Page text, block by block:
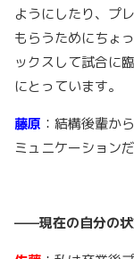
ようにしたり、プ
もらうためにちょ
ックスして試合に
にとっています。
藤原 ：結構後輩か
ミュニケーション
——現在の自分の状